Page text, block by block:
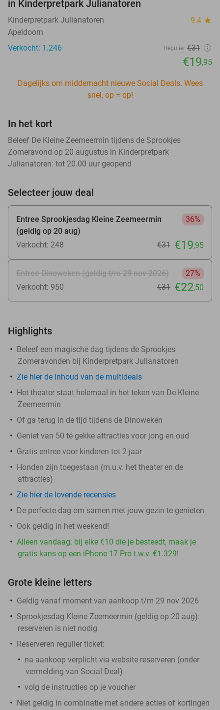
in Kinderpretpark Julianatoren
Kinderpretpark Julianatoren 9.4 star
Apeldoorn
Verkocht: 1.246
Regulier €31
€19,95
Dagelijks om middernacht nieuwe Social Deals. Wees
snel, op = op!
In het kort
Beleef De Kleine Zeemeermin tijdens de Sprookjes
Zomeravond op 20 augustus in Kinderpretpark
Julianatoren: tot 20.00 uur geopend
Selecteer jouw deal
Entree Sprookjesdag Kleine Zeemeermin
(geldig op 20 aug)
36%
Verkocht: 248 €31 €19,95
Entree Dinoweken (geldig t/m 29 nov 2026)
27%
Verkocht: 950
€31 €22,50
Highlights
Beleef een magische dag tijdens de Sprookjes
Zomeravonden bij Kinderpretpark Julianatoren
Zie hier de inhoud van de multideals
Het theater staat helemaal in het teken van De Kleine
Zeemeermin
Of ga terug in de tijd tijdens de Dinoweken
Geniet van 50 té gekke attracties voor jong en oud
Gratis entree voor kinderen tot 2 jaar
Honden zijn toegestaan (m.u.v. het theater en de
attracties)
Zie hier de lovende recensies
De perfecte dag om samen met jouw gezin te genieten
Ook geldig in het weekend!
Alleen vandaag: bij elke €10 die je besteedt, maak je
gratis kans op een iPhone 17 Pro t.w.v. €1.329!
Grote kleine letters
Geldig vanaf moment van aankoop t/m 29 nov 2026
Sprookjesdag Kleine Zeemeermin (geldig op 20 aug):
reserveren is niet nodig
Reserveren regulier ticket:
na aankoop verplicht via website reserveren (onder
vermelding van Social Deal)
volg de instructies op je voucher
Niet geldig in combinatie met andere acties of kortingen